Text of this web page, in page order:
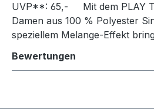
UVP**: 65,- Mit dem PLAY
Damen aus 100 % Polyester
speziellem Melange-Effekt
Bewertungen